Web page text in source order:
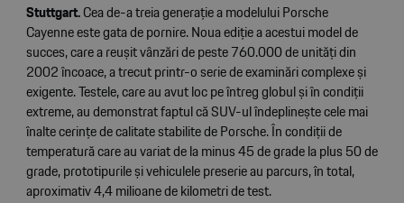
Stuttgart.Cea de-a treia generație a modelului Porsche
Cayenne este gata de pornire. Noua ediție a acestui model de
succes, care a reușit vânzări de peste 760.000 de unități din
2002 încoace, a trecut printr-o serie de examinări complexe și
exigente. Testele, care au avut loc pe întreg globul și în condiții
extreme, au demonstrat faptul că SUV-ul îndeplinește cele mai
înalte cerințe de calitate stabilite de Porsche. În condiții de
temperatură care au variat de la minus 45 de grade la plus 50 de
grade, prototipurile și vehiculele preserie au parcurs, în total,
aproximativ 4,4 milioane de kilometri de test.